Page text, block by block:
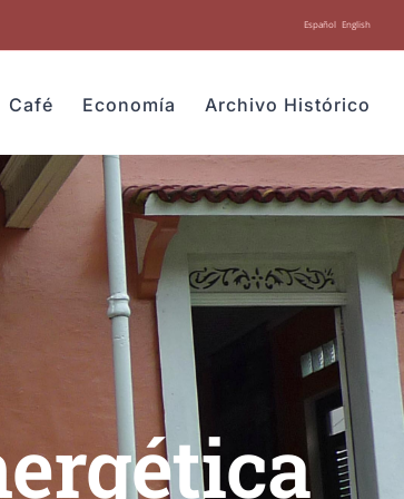
Español English
Café Economía Archivo Histórico